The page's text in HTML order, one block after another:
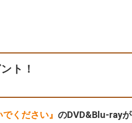
ト！
ください』 のDVD&Blu-rayが